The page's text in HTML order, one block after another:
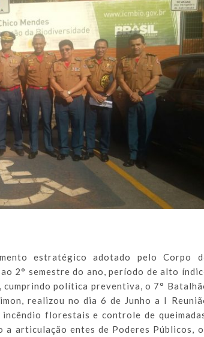
estratégico adotado pelo Corpo
2° semestre do ano, período de alto
política preventiva, o 7°
realizou no dia 6 de Junho a I
florestais e controle de
articulação entes de Poderes Públicos,